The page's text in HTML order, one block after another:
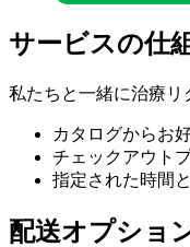
サービスの仕
私たちと一緒に治療リ
カタログからお
チェックアウト
指定された時間
配送オプショ